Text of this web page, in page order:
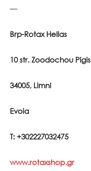
—
Brp-Rotax Hellas
10 str. Zoodochou Pigis
34005, Limni
Evoia
T: +302227032475
www.rotaxshop.gr